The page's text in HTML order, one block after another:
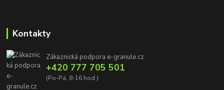
Kontakty
Zákaznická podpora e-granule.cz
+420 777 705 501
(Po-Pá, 8-16 hod.)